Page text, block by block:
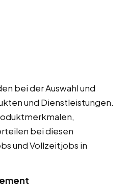
bei der Auswahl und
und Dienstleistungen.
bei diesen
und Vollzeitjobs in